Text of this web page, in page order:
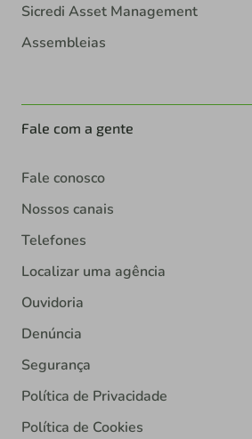
Sicredi Asset Management
Assembleias
Fale com a gente
Fale conosco
Nossos canais
Telefones
Localizar uma agência
Ouvidoria
Denúncia
Segurança
Política de Privacidade
Política de Cookies